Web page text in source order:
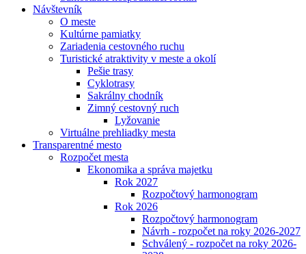
Návštevník
O meste
Kultúrne pamiatky
Zariadenia cestovného ruchu
Turistické atraktivity v meste a okolí
Pešie trasy
Cyklotrasy
Sakrálny chodník
Zimný cestovný ruch
Lyžovanie
Virtuálne prehliadky mesta
Transparentné mesto
Rozpočet mesta
Ekonomika a správa majetku
Rok 2027
Rozpočtový harmonogram
Rok 2026
Rozpočtový harmonogram
Návrh - rozpočet na roky 2026-2027
Schválený - rozpočet na roky 2026-